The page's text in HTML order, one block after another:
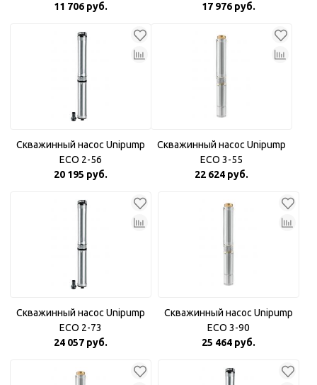
11 706 руб.
17 976 руб.
Скважинный насос Unipump
ECO 2-56
20 195 руб.
Скважинный насос Unipump
ECO 3-55
22 624 руб.
Скважинный насос Unipump
ECO 2-73
24 057 руб.
Скважинный насос Unipump
ECO 3-90
25 464 руб.